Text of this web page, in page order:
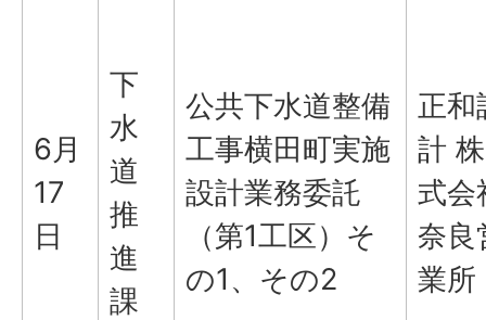
6月
17
日
下
水
道
推
進
課
公共下水道整備
工事横田町実施
設計業務委託
（第1工区）そ
の1、その2
正和
計 株
式会
奈良
業所